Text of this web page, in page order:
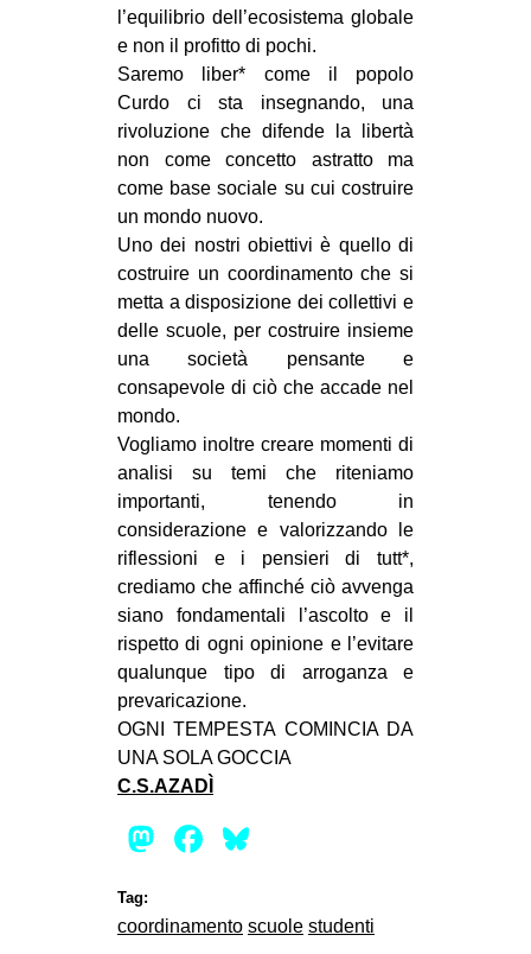
ESTREMO ORIENTE
EUROPA
MEDIO ORIENTE
MONDO
EVENTI
in
tw
bsky
ms
SEARCH
l’equilibrio dell’ecosistema globale
e non il profitto di pochi.
Saremo liber* come il popolo
Curdo ci sta insegnando, una
rivoluzione che difende la libertà
non come concetto astratto ma
come base sociale su cui costruire
un mondo nuovo.
Uno dei nostri obiettivi è quello di
costruire un coordinamento che si
metta a disposizione dei collettivi e
delle scuole, per costruire insieme
una società pensante e
consapevole di ciò che accade nel
mondo.
Vogliamo inoltre creare momenti di
analisi su temi che riteniamo
importanti, tenendo in
considerazione e valorizzando le
riflessioni e i pensieri di tutt*,
crediamo che affinché ciò avvenga
siano fondamentali l’ascolto e il
rispetto di ogni opinione e l’evitare
qualunque tipo di arroganza e
prevaricazione.
OGNI TEMPESTA COMINCIA DA
UNA SOLA GOCCIA
C.S.AZADÌ
Mastodon
Facebook
Tag:
coordinamento scuole studenti